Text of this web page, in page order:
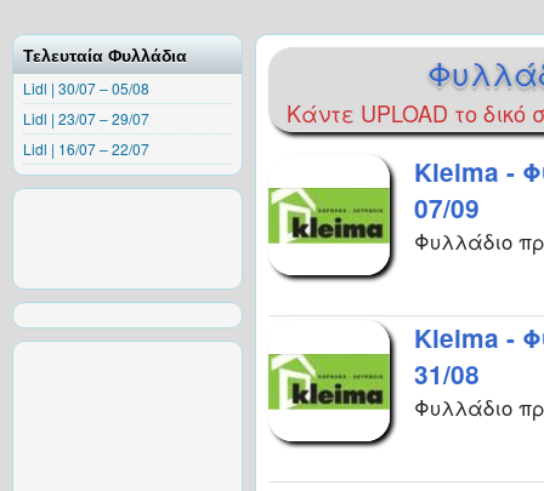
Τελευταία Φυλλάδια
Lidl | 30/07 – 05/08
Lidl | 23/07 – 29/07
Lidl | 16/07 – 22/07
Κάντε UPLOAD το
Kleima -
07/09
Φυλλάδιο
Kleima -
31/08
Φυλλάδιο